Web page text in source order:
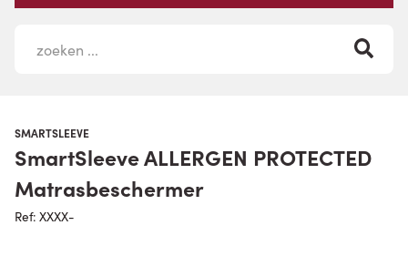
SMARTSLEEVE
SmartSleeve ALLERGEN PROTECTED
Matrasbeschermer
Ref: XXXX-